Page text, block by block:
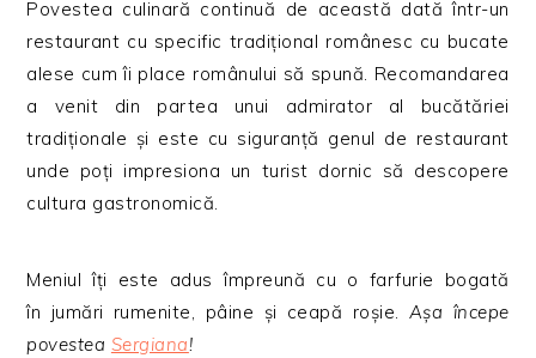
Povestea culinară continuă de această dată într-un
restaurant cu specific tradițional românesc cu bucate
alese cum îi place românului să spună. Recomandarea
a venit din partea unui admirator al bucătăriei
tradiționale și este cu siguranță genul de restaurant
unde poți impresiona un turist dornic să descopere
cultura gastronomică.
Meniul îți este adus împreună cu o farfurie bogată
în jumări rumenite, pâine și ceapă roșie. Așa începe
povestea Sergiana!